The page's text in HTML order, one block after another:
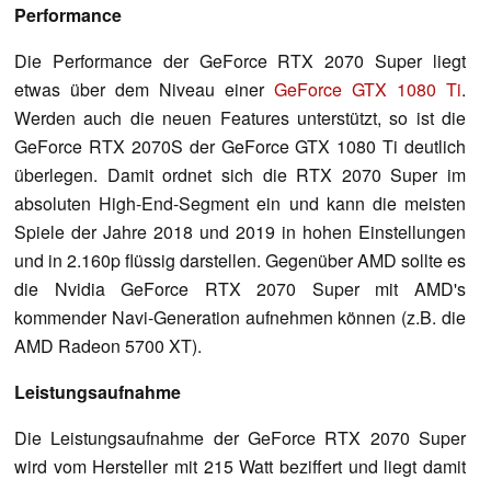
Performance
Die Performance der GeForce RTX 2070 Super liegt
etwas über dem Niveau einer GeForce GTX 1080 Ti.
Werden auch die neuen Features unterstützt, so ist die
GeForce RTX 2070S der GeForce GTX 1080 Ti deutlich
überlegen. Damit ordnet sich die RTX 2070 Super im
absoluten High-End-Segment ein und kann die meisten
Spiele der Jahre 2018 und 2019 in hohen Einstellungen
und in 2.160p flüssig darstellen. Gegenüber AMD sollte es
die Nvidia GeForce RTX 2070 Super mit AMD's
kommender Navi-Generation aufnehmen können (z.B. die
AMD Radeon 5700 XT).
Leistungsaufnahme
Die Leistungsaufnahme der GeForce RTX 2070 Super
wird vom Hersteller mit 215 Watt beziffert und liegt damit